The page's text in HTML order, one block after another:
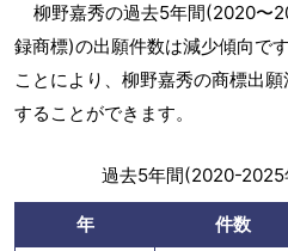
柳野嘉秀の過去5年間(2020〜
録商標)の出願件数は減少傾向で
ことにより、柳野嘉秀の商標出
することができます。
過去5年間(2020-2025
年 件数